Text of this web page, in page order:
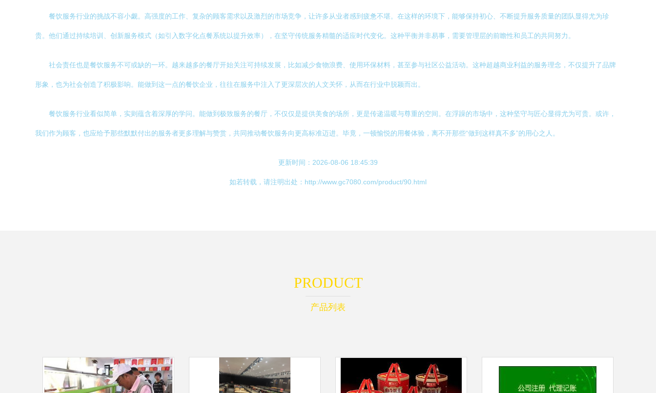
餐饮服务行业的挑战不容小觑。高强度的工作、复杂的顾客需求以及激烈的市场竞争，让许多从业者感到疲惫不堪。在这样的环境下，能够保持初心、不断提升服务质量的团队显得尤为珍
贵。他们通过持续培训、创新服务模式（如引入数字化点餐系统以提升效率），在坚守传统服务精髓的适应时代变化。这种平衡并非易事，需要管理层的前瞻性和员工的共同努力。
社会责任也是餐饮服务不可或缺的一环。越来越多的餐厅开始关注可持续发展，比如减少食物浪费、使用环保材料，甚至参与社区公益活动。这种超越商业利益的服务理念，不仅提升了品牌
形象，也为社会创造了积极影响。能做到这一点的餐饮企业，往往在服务中注入了更深层次的人文关怀，从而在行业中脱颖而出。
餐饮服务行业看似简单，实则蕴含着深厚的学问。能做到极致服务的餐厅，不仅仅是提供美食的场所，更是传递温暖与尊重的空间。在浮躁的市场中，这种坚守与匠心显得尤为可贵。或许，
我们作为顾客，也应给予那些默默付出的服务者更多理解与赞赏，共同推动餐饮服务向更高标准迈进。毕竟，一顿愉悦的用餐体验，离不开那些“做到这样真不多”的用心之人。
更新时间：2026-08-06 18:45:39
如若转载，请注明出处：http://www.gc7080.com/product/90.html
PRODUCT
产品列表